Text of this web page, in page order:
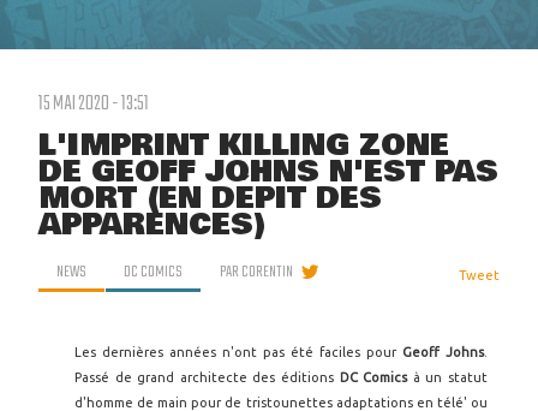
15 MAI 2020 - 13:51
L'IMPRINT KILLING ZONE
DE GEOFF JOHNS N'EST PAS
MORT (EN DÉPIT DES
APPARENCES)
NEWS DC COMICS PARCORENTIN Tweet
Les dernières années n'ont pas été faciles pour Geoff Johns.
Passé de grand architecte des éditions DC Comicsà un statut
d'homme de main pour de tristounettes adaptations en télé' ou